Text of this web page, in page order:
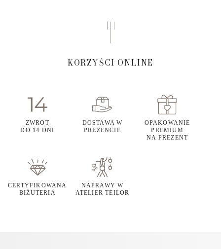
KORZYŚCI ONLINE
ZWROT
DO 14 DNI
DOSTAWA W
PREZENCIE
OPAKOWANIE
PREMIUM
NA PREZENT
CERTYFIKOWANA
BIŻUTERIA
NAPRAWY W
ATELIER TEILOR